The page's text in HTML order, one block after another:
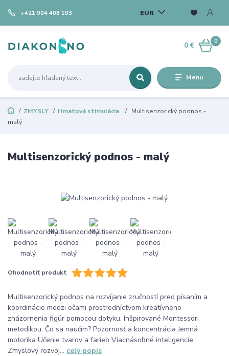
Menu
EUR
+421 904 408 103
0
0 €
ZMYSLY Hmatová stimulácia
Multisenzorický podnos -
malý
Multisenzorický podnos - malý
Ohodnotiť produkt
Multisenzorický podnos na rozvíjanie zručností pred písaním a
koordinácie medzi očami prostredníctvom kreatívneho
znázornenia figúr pomocou dotyku. Inšpirované Montessori
metodikou. Čo sa naučím? Pozornosť a koncentrácia Jemná
motorika Učenie tvarov a farieb Viacnásobné inteligencie
Zmyslový rozvoj... celý popis